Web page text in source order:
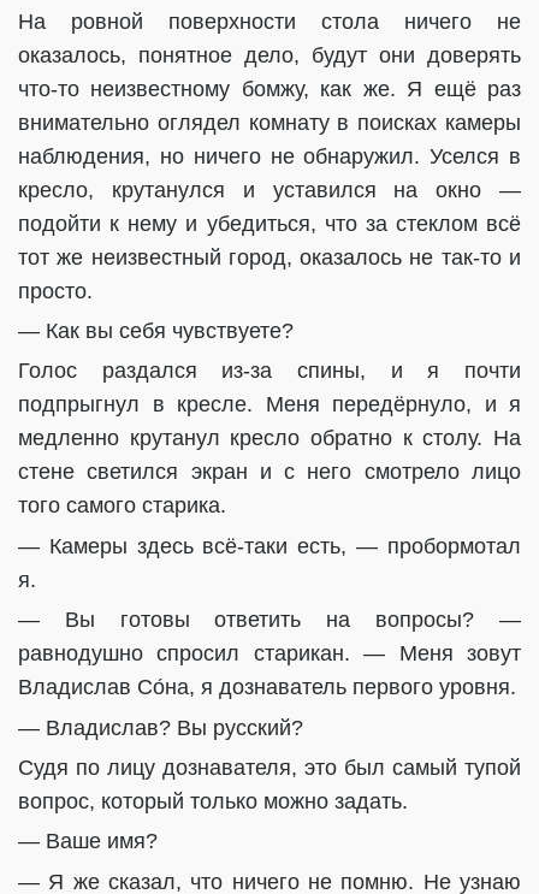
На ровной поверхности стола ничего не
оказалось, понятное дело, будут они доверять
что-то неизвестному бомжу, как же. Я ещё раз
внимательно оглядел комнату в поисках камеры
наблюдения, но ничего не обнаружил. Уселся в
кресло, крутанулся и уставился на окно —
подойти к нему и убедиться, что за стеклом всё
тот же неизвестный город, оказалось не так-то и
просто.
— Как вы себя чувствуете?
Голос раздался из-за спины, и я почти
подпрыгнул в кресле. Меня передёрнуло, и я
медленно крутанул кресло обратно к столу. На
стене светился экран и с него смотрело лицо
того самого старика.
— Камеры здесь всё-таки есть, — пробормотал
я.
— Вы готовы ответить на вопросы? —
равнодушно спросил старикан. — Меня зовут
Владислав Со́на, я дознаватель первого уровня.
— Владислав? Вы русский?
Судя по лицу дознавателя, это был самый тупой
вопрос, который только можно задать.
— Ваше имя?
— Я же сказал, что ничего не помню. Не узнаю